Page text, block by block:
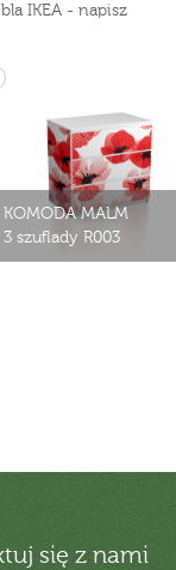
IKEA - napisz
KOMODA MALM
3 szuflady R003
się z nami